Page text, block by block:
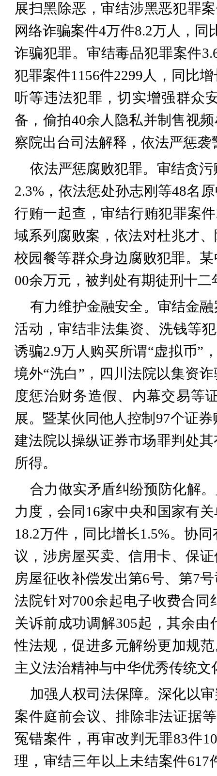
展扫黑除恶，审结涉黑恶犯罪
网络诈骗案件4万件8.2万人，
诈骗犯罪。审结毒品犯罪案件
犯罪案件1156件2299人，同比
听等违法犯罪，切实增强群众
备，偷拍40余人隐私并制售视
察院出台司法解释，依法严惩
依法严惩腐败犯罪。审结贪
2.3%，依法惩处孙志刚等48名
行贿一起查，审结行贿犯罪案
域系列腐败案，依法对杜兆才
校园餐等群众身边腐败犯罪。
00余万元，被判处有期徒刑十二
有力维护金融安全。审结金
活动，审结非法集资、洗钱等
诱骗2.9万人购买所谓“虚拟币”
境外“洗白”，四川法院以集资
度惩治财务造假、内幕交易等
展。暨某伙同他人控制97个证
建法院以操纵证券市场罪判处
所得。
合力做实矛盾纠纷预防化解
力度，会同16家中央和国家有
18.2万件，同比增长1.5%。协
议，涉房屋买卖、信用卡、保
房屋征收补偿发出第6号、第7
法院针对700余起电子收费合
关诉前成功调解305起，其余
性法规，促进多元解纷更加规
主义法治精神与中华优秀传统
加强人权司法保障。深化以
案件庭前会议、排除非法证据
冤错案件，再审改判无罪83件
理，审结三年以上未结案件617